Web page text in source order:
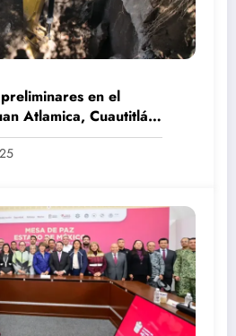
en el
Atlamica, Cuautitlán